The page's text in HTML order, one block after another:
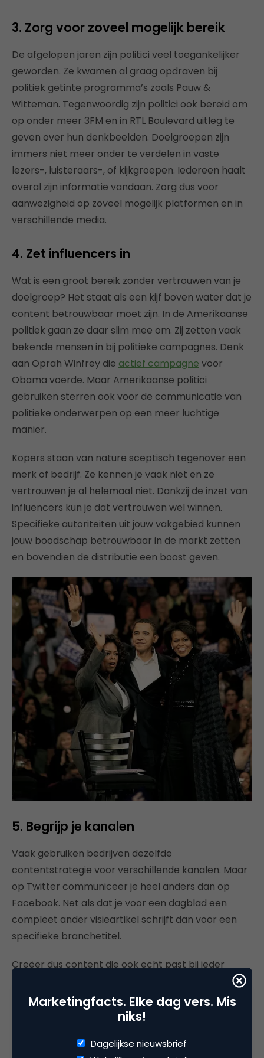
3. Zorg voor zoveel mogelijk bereik
De afgelopen jaren zijn politici veel toegankelijker
geworden. Ze kwamen al graag opdraven bij
politiek getinte programma’s zoals Pauw &
Witteman. Tegenwoordig zijn politici ook bereid om
op onder meer 3FM en in RTL Boulevard uitleg te
geven over hun denkbeelden. Doelgroepen zijn
immers niet meer onder te verdelen in vaste
lezers-, luisteraars-, of kijkgroepen. Iedereen haalt
overal zijn informatie vandaan. Zorg dus voor
aanwezigheid op zoveel mogelijk platformen en in
verschillende media.
4. Zet influencers in
Wat is een groot bereik zonder vertrouwen van je
doelgroep? Het staat als een kijf boven water dat je
content betrouwbaar moet zijn. In de Amerikaanse
politiek gaan ze daar slim mee om. Zij zetten vaak
bekende mensen in bij politieke campagnes. Denk
aan Oprah Winfrey die actief campagne voor
Obama voerde. Maar Amerikaanse politici
gebruiken sterren ook voor de communicatie van
politieke onderwerpen op een meer luchtige
manier.
Kopers staan van nature sceptisch tegenover een
merk of bedrijf. Ze kennen je vaak niet en ze
vertrouwen je al helemaal niet. Dankzij de inzet van
influencers kun je dat vertrouwen wel winnen.
Specifieke autoriteiten uit jouw vakgebied kunnen
jouw boodschap betrouwbaar in de markt zetten
en bovendien de distributie een boost geven.
5. Begrijp je kanalen
Vaak gebruiken bedrijven dezelfde
contentstrategie voor verschillende kanalen. Maar
op Twitter communiceer je heel anders dan op
Facebook. Net als dat je voor een dagblad een
compleet ander visieartikel schrijft dan voor een
specifieke branchetitel.
Creëer dus content die ook echt past bij ieder
debatten hun standpunten op Twitter. Op dit
platform willen ze openheid naar de burger tonen,
er voor de burger zijn. Het voordeel van Twitter
Marketingfacts. Elke dag vers. Mis
niks!
Dagelijkse nieuwsbrief